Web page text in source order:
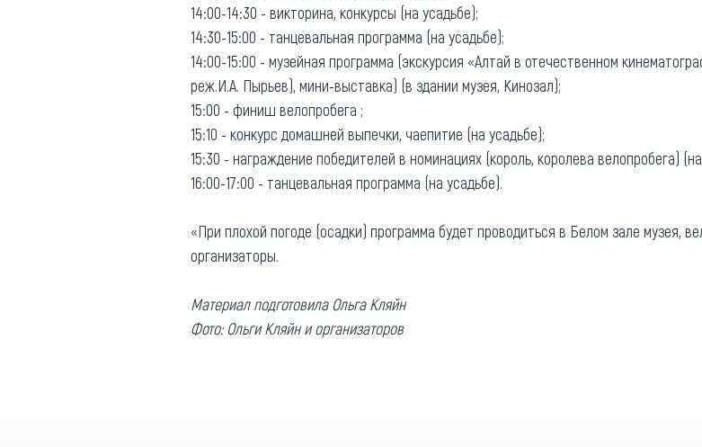
14:00-14:30 - викторина, конкурсы (на усадьбе);
14:30-15:00 - танцевальная программа (на усадьбе);
14:00-15:00 - музейная программа (экскурсия «Алтай в отечественном
реж.И.А. Пырьев), мини-выставка) (в здании музея, Кинозал);
15:00 - финиш велопробега ;
15:10 - конкурс домашней выпечки, чаепитие (на усадьбе);
15:30 - награждение победителей в номинациях (король, королева велопробега)
16:00-17:00 - танцевальная программа (на усадьбе).
«При плохой погоде (осадки) программа будет проводиться в Белом зале музея,
организаторы.
Материал подготовила Ольга Кляйн
Фото: Ольги Кляйн и организаторов